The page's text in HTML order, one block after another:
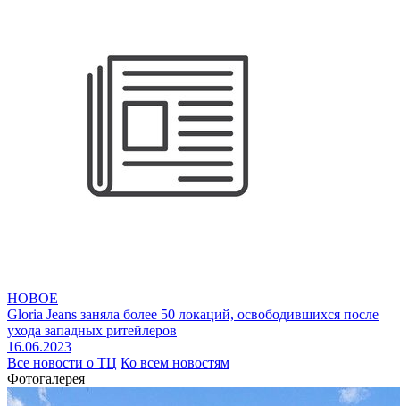
НОВОЕ
Gloria Jeans заняла более 50 локаций, освободившихся после
ухода западных ритейлеров
16.06.2023
Все новости о ТЦ Ко всем новостям
Фотогалерея